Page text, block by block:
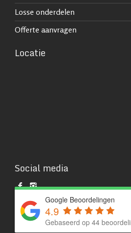
Losse onderdelen
Offerte aanvragen
Locatie
Social media
Google Beoordelingen
4.9
Gebaseerd op 44